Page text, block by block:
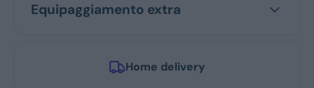
Equipaggiamento extra
Home delivery